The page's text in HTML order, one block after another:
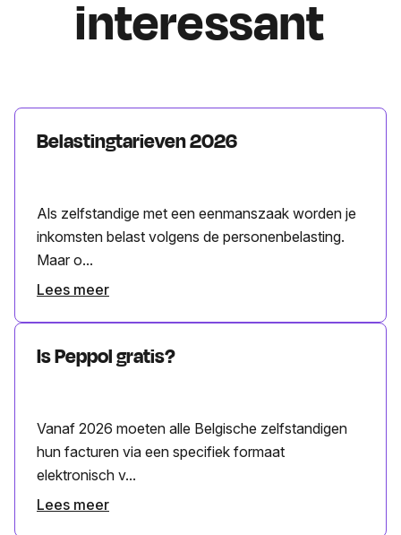
interessant
Belastingtarieven 2026
Als zelfstandige met een eenmanszaak worden je
inkomsten belast volgens de personenbelasting.
Maar o...
Lees meer
Is Peppol gratis?
Vanaf 2026 moeten alle Belgische zelfstandigen
hun facturen via een specifiek formaat
elektronisch v...
Lees meer